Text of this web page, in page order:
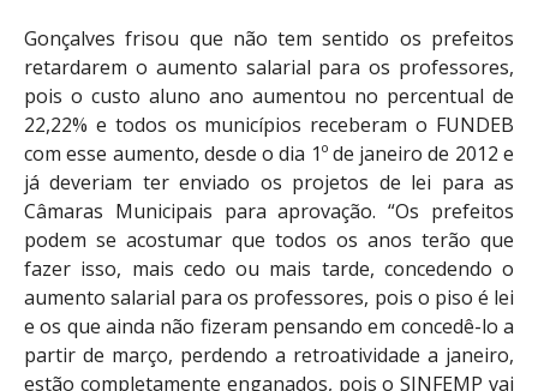
Gonçalves frisou que não tem sentido os prefeitos
retardarem o aumento salarial para os professores,
pois o custo aluno ano aumentou no percentual de
22,22% e todos os municípios receberam o FUNDEB
com esse aumento, desde o dia 1º de janeiro de 2012 e
já deveriam ter enviado os projetos de lei para as
Câmaras Municipais para aprovação. “Os prefeitos
podem se acostumar que todos os anos terão que
fazer isso, mais cedo ou mais tarde, concedendo o
aumento salarial para os professores, pois o piso é lei
e os que ainda não fizeram pensando em concedê-lo a
partir de março, perdendo a retroatividade a janeiro,
estão completamente enganados, pois o SINFEMP vai